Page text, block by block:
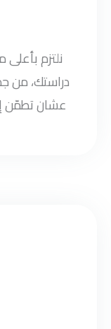
نلتزم
دراستك، من
عشان تطمّن